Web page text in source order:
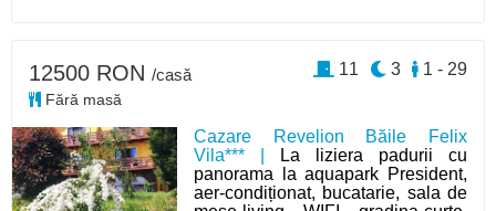
Cazare Revelion Băile Felix
Vila*** |
La liziera padurii cu
panorama la aquapark President,
aer-condiționat, bucatarie, sala de
12500 RON /casă
Fără masă
1 - 29
3
11